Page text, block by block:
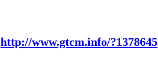
http://www.gtcm.info/?1378645